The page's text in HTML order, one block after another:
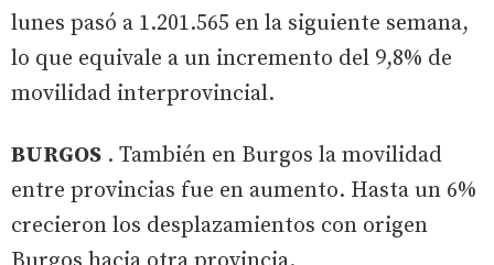
lunes pasó a 1.201.565 en la siguiente semana,
lo que equivale a un incremento del 9,8% de
movilidad interprovincial.
BURGOS . También en Burgos la movilidad
entre provincias fue en aumento. Hasta un 6%
crecieron los desplazamientos con origen